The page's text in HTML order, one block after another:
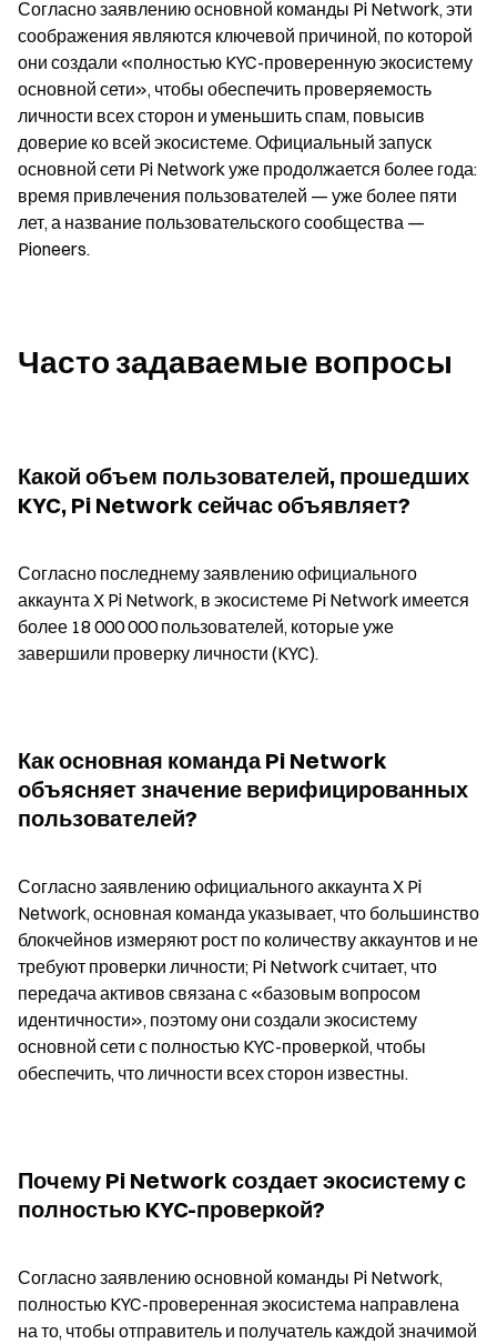
Согласно заявлению основной команды Pi Network, эти
соображения являются ключевой причиной, по которой
они создали «полностью KYC-проверенную экосистему
основной сети», чтобы обеспечить проверяемость
личности всех сторон и уменьшить спам, повысив
доверие ко всей экосистеме. Официальный запуск
основной сети Pi Network уже продолжается более года:
время привлечения пользователей — уже более пяти
лет, а название пользовательского сообщества —
Pioneers.
Часто задаваемые вопросы
Какой объем пользователей, прошедших
KYC, Pi Network сейчас объявляет?
Согласно последнему заявлению официального
аккаунта X Pi Network, в экосистеме Pi Network имеется
более 18 000 000 пользователей, которые уже
завершили проверку личности (KYC).
Как основная команда Pi Network
объясняет значение верифицированных
пользователей?
Согласно заявлению официального аккаунта X Pi
Network, основная команда указывает, что большинство
блокчейнов измеряют рост по количеству аккаунтов и не
требуют проверки личности; Pi Network считает, что
передача активов связана с «базовым вопросом
идентичности», поэтому они создали экосистему
основной сети с полностью KYC-проверкой, чтобы
обеспечить, что личности всех сторон известны.
Почему Pi Network создает экосистему с
полностью KYC-проверкой?
Согласно заявлению основной команды Pi Network,
полностью KYC-проверенная экосистема направлена
на то, чтобы отправитель и получатель каждой значимой